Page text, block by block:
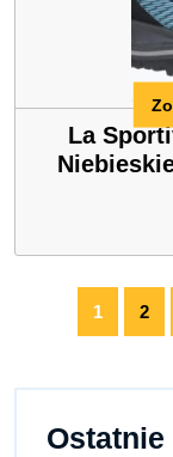
La
1 2